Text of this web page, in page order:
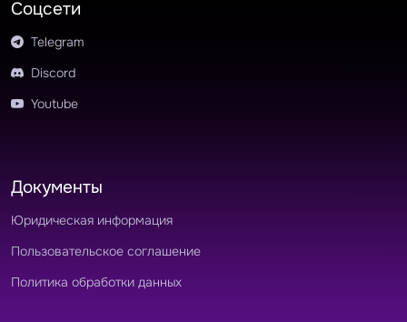
Соцсети
Telegram
Discord
Youtube
Документы
Юридическая информация
Пользовательское соглашение
Политика обработки данных